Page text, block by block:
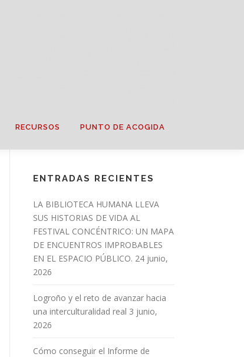
RECURSOS PUNTO DE ACOGIDA
ENTRADAS RECIENTES
LA BIBLIOTECA HUMANA LLEVA
SUS HISTORIAS DE VIDA AL
FESTIVAL CONCÉNTRICO: UN MAPA
DE ENCUENTROS IMPROBABLES
EN EL ESPACIO PÚBLICO. 24 junio,
2026
Logroño y el reto de avanzar hacia
una interculturalidad real 3 junio,
2026
Cómo conseguir el Informe de